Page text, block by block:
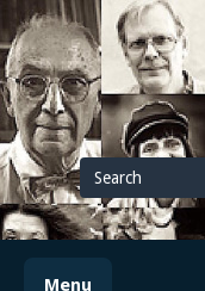
Skip
to
content
Search
for
Menu